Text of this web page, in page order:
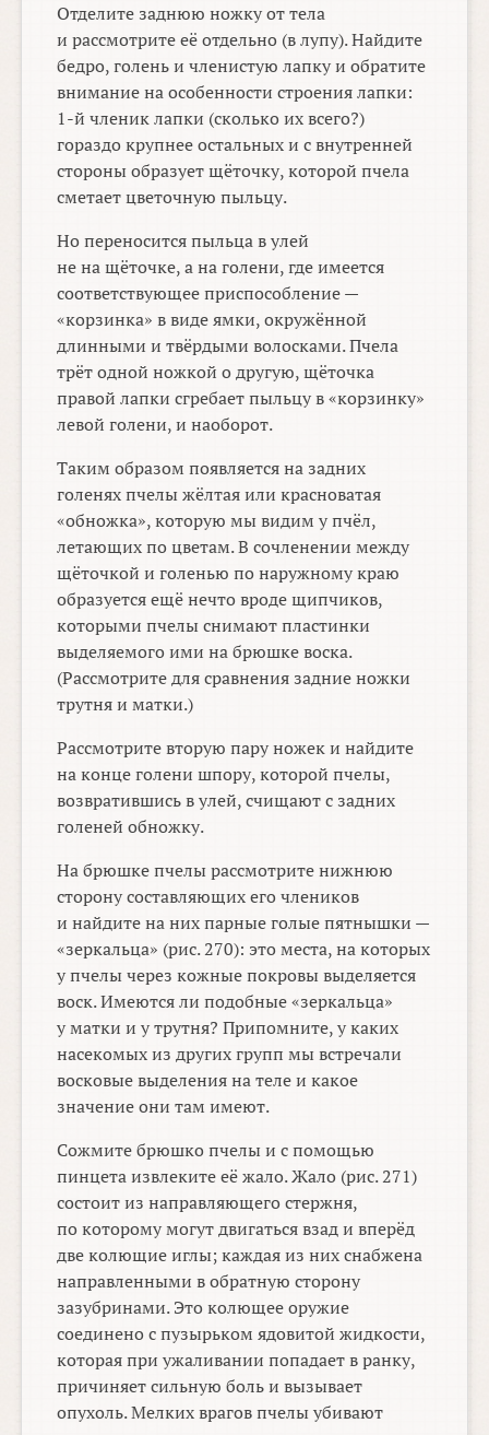
Отделите заднюю ножку от тела
и рассмотрите её отдельно (в лупу). Найдите
бедро, голень и членистую лапку и обратите
внимание на особенности строения лапки:
1-й членик лапки (сколько их всего?)
гораздо крупнее остальных и с внутренней
стороны образует щёточку, которой пчела
сметает цветочную пыльцу.
Но переносится пыльца в улей
не на щёточке, а на голени, где имеется
соответствующее приспособление —
«корзинка» в виде ямки, окружённой
длинными и твёрдыми волосками. Пчела
трёт одной ножкой о другую, щёточка
правой лапки сгребает пыльцу в «корзинку»
левой голени, и наоборот.
Таким образом появляется на задних
голенях пчелы жёлтая или красноватая
«обножка», которую мы видим у пчёл,
летающих по цветам. В сочленении между
щёточкой и голенью по наружному краю
образуется ещё нечто вроде щипчиков,
которыми пчелы снимают пластинки
выделяемого ими на брюшке воска.
(Рассмотрите для сравнения задние ножки
трутня и матки.)
Рассмотрите вторую пару ножек и найдите
на конце голени шпору, которой пчелы,
возвратившись в улей, счищают с задних
голеней обножку.
На брюшке пчелы рассмотрите нижнюю
сторону составляющих его члеников
и найдите на них парные голые пятнышки —
«зеркальца» (рис. 270): это места, на которых
у пчелы через кожные покровы выделяется
воск. Имеются ли подобные «зеркальца»
у матки и у трутня? Припомните, у каких
насекомых из других групп мы встречали
восковые выделения на теле и какое
значение они там имеют.
Сожмите брюшко пчелы и с помощью
пинцета извлеките её жало. Жало (рис. 271)
состоит из направляющего стержня,
по которому могут двигаться взад и вперёд
две колющие иглы; каждая из них снабжена
направленными в обратную сторону
зазубринами. Это колющее оружие
соединено с пузырьком ядовитой жидкости,
которая при ужаливании попадает в ранку,
причиняет сильную боль и вызывает
опухоль. Мелких врагов пчелы убивают